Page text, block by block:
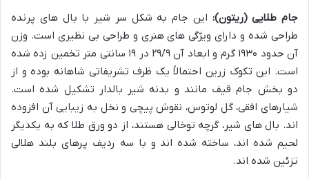
جام طلایی (ریتون): این جام به شکل سر شیر با بال های پرنده
طراحی شده و دارای ویژگی های هنری و طراحی بی نظیری است. وزن
آن حدود ۱۹۳۰ گرم و ابعاد آن ۲۹/۹ در ۱۹ سانتی متر تخمین زده شده
است. این تکوک زرین احتمالاً یک ظرف تشریفاتی شاهانه بوده و از
دو بخش جام قیف مانند و بدنه شیر بالدار تشکیل شده است.
شیارهای افقی، گل لوتوس، نقوش پیچی و نخل به زیبایی آن افزوده
اند. بال های شیر، گرچه توخالی هستند، از دو ورق طلا که به یکدیگر
لحیم شده اند، ساخته شده اند و با سه ردیف پرهای بلند هلالی
تزئین شده اند.